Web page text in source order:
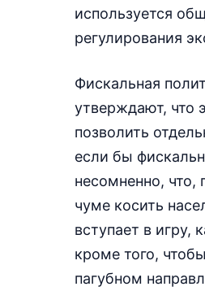
используется
регулирования
Фискальная
утверждают, что
позволить
если бы
несомненно, что,
чуме косить
вступает в игру,
кроме того,
пагубном